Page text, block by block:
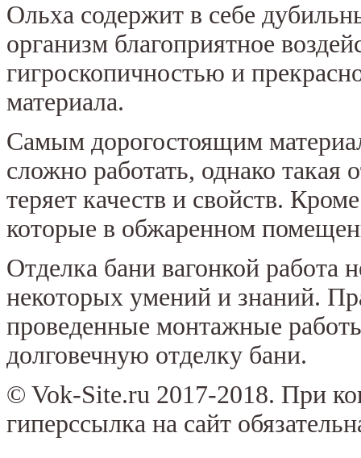
Ольха содержит в себе
организм благоприятное
гигроскопичностью и
материала.
Самым дорогостоящим
сложно работать, однако такая
теряет качеств и свойств.
которые в обжаренном
Отделка бани вагонкой работа
некоторых умений и знаний.
проведенные монтажные
долговечную отделку бани.
© Vok-Site.ru 2017-2018. При
гиперссылка на сайт